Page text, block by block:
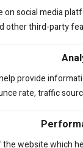
social media
other third-party
provide
rate, traffic
website which